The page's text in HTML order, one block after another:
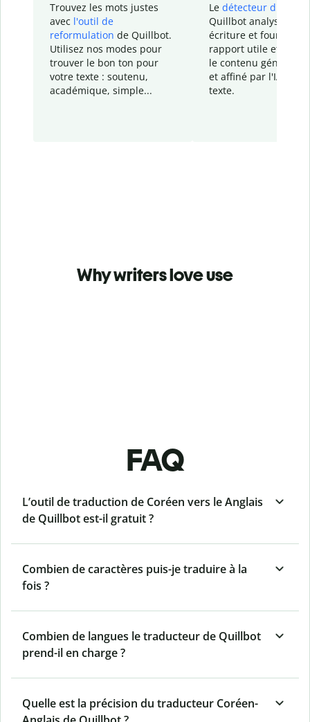
Trouvez les mots justes
avec l'outil de
reformulation de Quillbot.
Utilisez nos modes pour
trouver le bon ton pour
votre texte : soutenu,
académique, simple...
Le détecteur d'IA
Quillbot analyse votre
écriture et fournit un
rapport utile et
le contenu généré
et affiné par l'IA
texte.
Why writers love use
FAQ
L’outil de traduction de Coréen vers le Anglais
de Quillbot est-il gratuit ?
Combien de caractères puis-je traduire à la
fois ?
Combien de langues le traducteur de Quillbot
prend-il en charge ?
Quelle est la précision du traducteur Coréen-